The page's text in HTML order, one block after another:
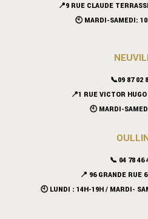
📍9 RUE CLAUDE
🕙 MARDI-SAMEDI:
📞09 87 02
📍1 RUE VICTOR
🕙 MARDI-
📞 04 78 46
📍 96 GRANDE RUE
🕙 LUNDI : 14H-19H / MARDI-